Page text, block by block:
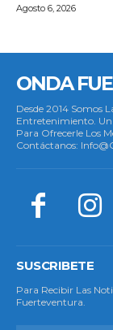
Agosto 6, 2026
ONDA
Desde 2014 Somos
Entretenimiento.
Para Ofrecerle Los
Contáctanos:
SUSCRIBETE
Para Recibir Las
Fuerteventura.